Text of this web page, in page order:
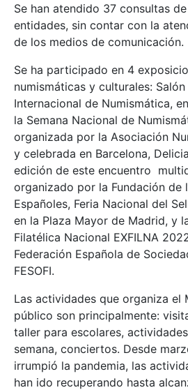
Se han atendido 37 consultas
entidades, sin contar con la
de los medios de comunicación.
Se ha participado en 4
numismáticas y culturales:
Internacional de Numismática,
la Semana Nacional de
organizada por la Asociación
y celebrada en Barcelona,
edición de este encuentro
organizado por la Fundación de
Españoles, Feria Nacional del
en la Plaza Mayor de Madrid, y
Filatélica Nacional EXFILNA
Federación Española de
FESOFI.
Las actividades que organiza el
público son principalmente:
taller para escolares,
semana, conciertos. Desde
irrumpió la pandemia, las
han ido recuperando hasta